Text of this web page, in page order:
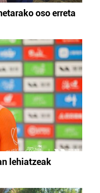
oso erreta
lehiatzeak